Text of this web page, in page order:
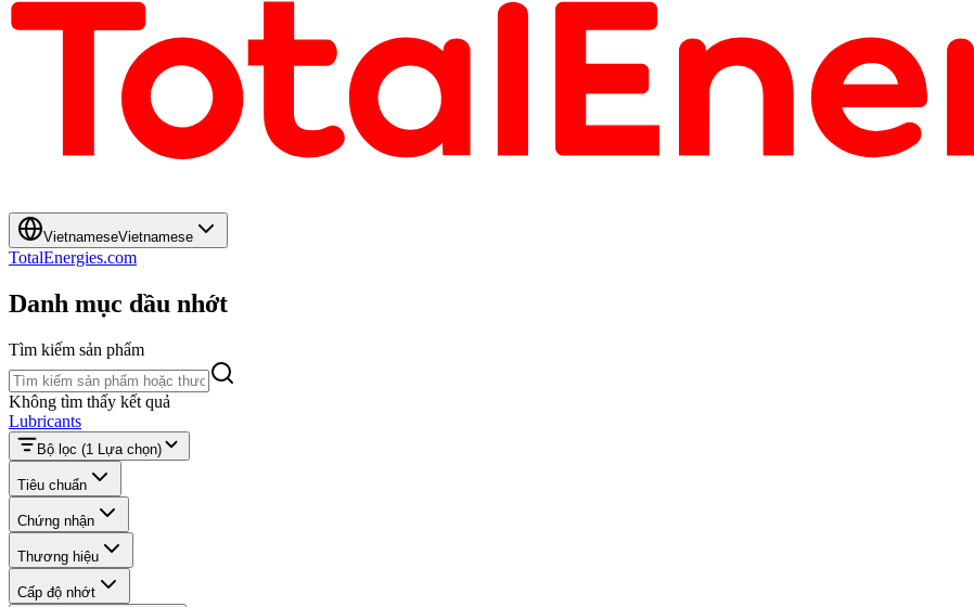
VietnameseVietnamese
TotalEnergies.com
Danh mục dầu nhớt
Tìm kiếm sản phẩm
Tìm kiếm sản phẩm
Không tìm thấy kết quả
Lubricants
Bộ lọc (1 Lựa chọn)
Tiêu chuẩn
Chứng nhận
Thương hiệu
Cấp độ nhớt